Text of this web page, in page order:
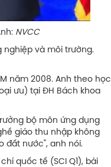
NVCC
nghiệp và môi trường.
năm 2008. Anh theo học
ưu) tại ĐH Bách khoa
bộ môn ứng dụng
giáo thu nhập không
đất nước", anh nói.
quốc tế (SCI Q1), bài